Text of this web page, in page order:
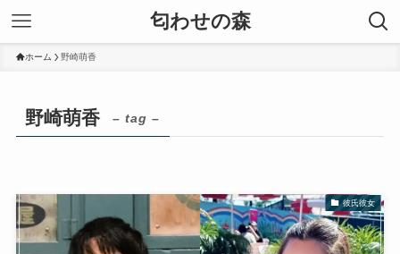
匂わせの森
ホーム 野崎萌香
野崎萌香 – tag –
彼氏彼女